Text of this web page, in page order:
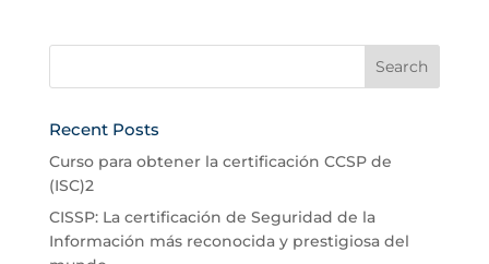
Recent Posts
Curso para obtener la certificación CCSP de
(ISC)2
CISSP: La certificación de Seguridad de la
Información más reconocida y prestigiosa del